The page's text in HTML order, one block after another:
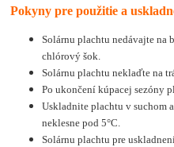
Pokyny pre použitie a
Solárnu plachtu nedávajte na
chlórový šok.
Solárnu plachtu neklaďte na
Po ukončení kúpacej sezóny
Uskladnite plachtu v suchom
neklesne pod 5°C.
Solárnu plachtu pre